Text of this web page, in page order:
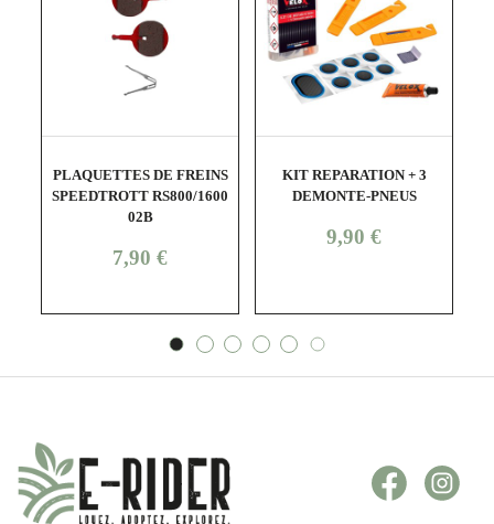
PLAQUETTES DE FREINS
SPEEDTROTT RS800/1600
02B
Prix
7,90 €
KIT REPARATION + 3
DEMONTE-PNEUS
Prix
9,90 €
Facebook